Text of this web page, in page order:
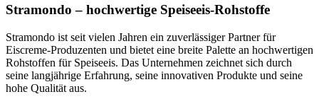
Stramondo – hochwertige Speiseeis-Rohstoffe
Stramondo ist seit vielen Jahren ein zuverlässiger Partner für
Eiscreme-Produzenten und bietet eine breite Palette an hochwertigen
Rohstoffen für Speiseeis. Das Unternehmen zeichnet sich durch
seine langjährige Erfahrung, seine innovativen Produkte und seine
hohe Qualität aus.